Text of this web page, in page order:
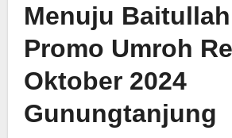
Menuju Baitullah
Promo Umroh
Oktober 2024
Gunungtanjung